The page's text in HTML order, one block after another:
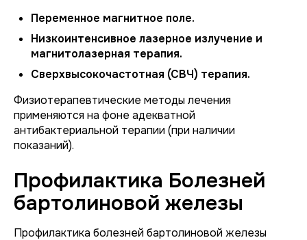
Переменное магнитное поле.
Низкоинтенсивное лазерное излучение и
магнитолазерная терапия.
Сверхвысокочастотная (СВЧ) терапия.
Физиотерапевтические методы лечения
применяются на фоне адекватной
антибактериальной терапии (при наличии
показаний).
Профилактика Болезней
бартолиновой железы
Профилактика болезней бартолиновой железы